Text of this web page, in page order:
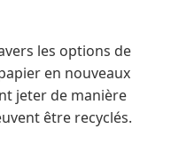
les options de
en nouveaux
jeter de manière
être recyclés.